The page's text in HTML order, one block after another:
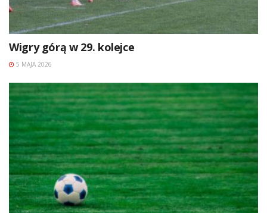
Wigry górą w 29. kolejce
5 MAJA 2026